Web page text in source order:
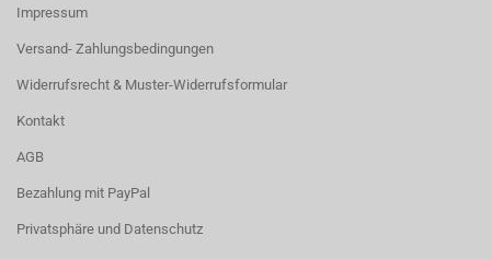
Impressum
Versand- Zahlungsbedingungen
Widerrufsrecht & Muster-Widerrufsformular
Kontakt
AGB
Bezahlung mit PayPal
Privatsphäre und Datenschutz